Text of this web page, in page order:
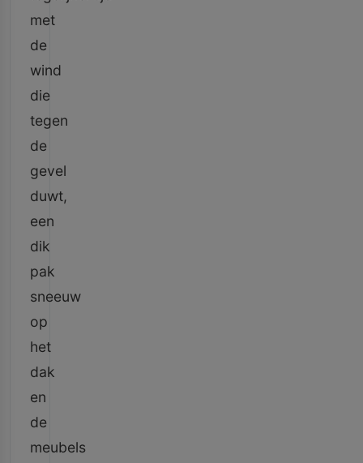
met
de
wind
die
tegen
de
gevel
duwt,
een
dik
pak
sneeuw
op
het
dak
en
de
meubels